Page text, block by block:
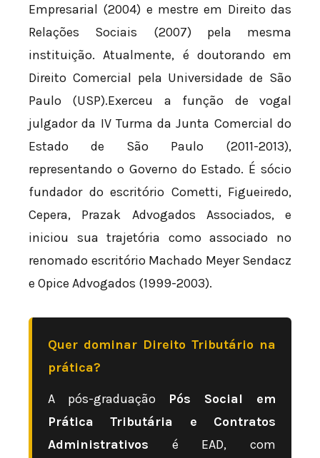
Empresarial (2004) e mestre em Direito das
Relações Sociais (2007) pela mesma
instituição. Atualmente, é doutorando em
Direito Comercial pela Universidade de São
Paulo (USP).Exerceu a função de vogal
julgador da IV Turma da Junta Comercial do
Estado de São Paulo (2011-2013),
representando o Governo do Estado. É sócio
fundador do escritório Cometti, Figueiredo,
Cepera, Prazak Advogados Associados, e
iniciou sua trajetória como associado no
renomado escritório Machado Meyer Sendacz
e Opice Advogados (1999-2003).
Quer dominar Direito Tributário na
prática?
A pós-graduação Pós Social em
Prática Tributária e Contratos
Administrativos é EAD, com